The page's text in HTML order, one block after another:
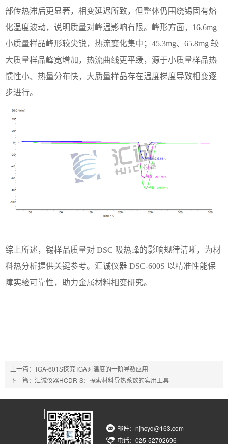
部传热滞后更显著，相变延迟所致，但整体仍围绕锡固有熔
化温度波动，说明质量对峰温影响有限。峰形方面，16.6mg
小质量样品峰形较尖锐，热流变化集中；45.3mg、65.8mg 较
大质量样品峰宽增加，热流曲线更平缓，源于小质量样品热
惯性小、热量分布快，大质量样品存在温度梯度导致相变逐
步进行。
综上所述，锡样品质量对 DSC 吸热峰的影响规律清晰，为材
料热分析提供关键参考。汇诚仪器 DSC-600S 以精准性能保
障实验可靠性，助力金属材料相变研究。
上一篇： TGA-601S探究TGA对温度的一阶导数应用
下一篇： 汇诚仪器HCDR-S：探索材料导热系数的实用工具
邮件：njhcyq@163.com
电话：025-52702696